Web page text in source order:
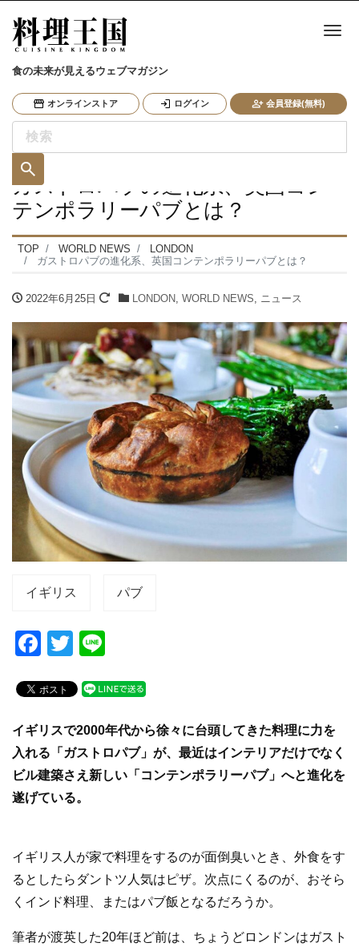
食の未来が見えるウェブマガジン
オンラインストア ログイン 会員登録(無料)
ナ
ガストロパブの進化系、英国コン
テンポラリーパブとは？
TOP WORLD NEWS
LONDON
ガストロパブの進化系、英国コンテンポラリーパブとは？
2022年6月25日 LONDON, WORLD NEWS, ニュース
イギリス パブ
F
c
e
b
o
o
T
tt
er
e
イギリスで2000年代から徐々に台頭してきた料理に力を
入れる「ガストロパブ」が、最近はインテリアだけでなく
ビル建築さえ新しい「コンテンポラリーパブ」へと進化を
遂げている。
イギリス人が家で料理をするのが面倒臭いとき、外食をす
るとしたらダントツ人気はピザ。次点にくるのが、おそら
くインド料理、またはパブ飯となるだろうか。
筆者が渡英した20年ほど前は、ちょうどロンドンはガスト